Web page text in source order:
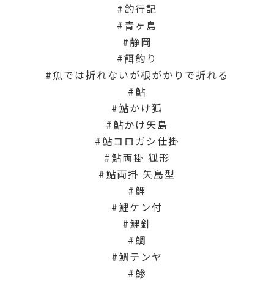
釣行記
青ヶ島
静岡
餌釣り
魚では折れないが根がかりで折れる
鮎
鮎かけ狐
鮎かけ矢島
鮎コロガシ仕掛
鮎両掛 狐形
鮎両掛 矢島型
鯉
鯉ケン付
鯉針
鯛
鯛テンヤ
鯵